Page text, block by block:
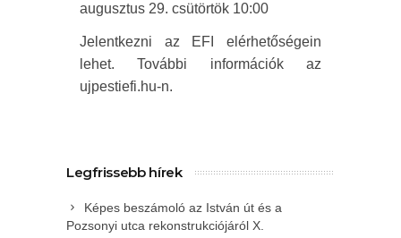
augusztus 29. csütörtök 10:00
Jelentkezni az EFI elérhetőségein
lehet. További információk az
ujpestiefi.hu-n.
Legfrissebb hírek
Képes beszámoló az István út és a
Pozsonyi utca rekonstrukciójáról X.